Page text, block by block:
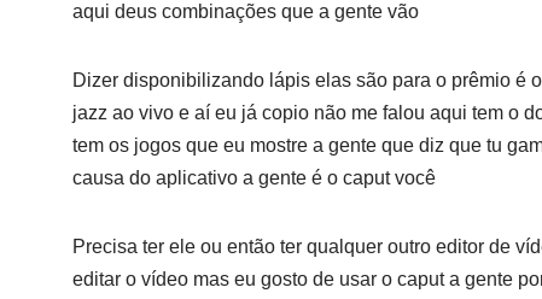
aqui deus combinações que a gente vão
Dizer disponibilizando lápis elas são para o prêmio é
jazz ao vivo e aí eu já copio não me falou aqui tem o
tem os jogos que eu mostre a gente que diz que tu
causa do aplicativo a gente é o caput você
Precisa ter ele ou então ter qualquer outro editor de
editar o vídeo mas eu gosto de usar o caput a gente